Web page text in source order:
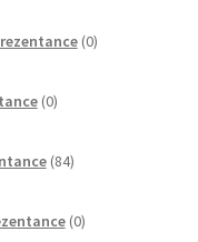
0izdelkov
0izdelkov
84izdelkov
0izdelkov